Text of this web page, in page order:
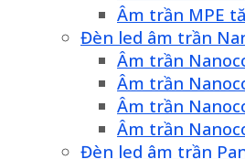
Âm trần MPE
Đèn led âm trần
Âm trần
Âm trần
Âm trần
Âm trần
Đèn led âm trần